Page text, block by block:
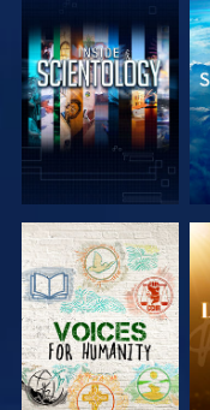
EXPLORAR A
SÉRIE